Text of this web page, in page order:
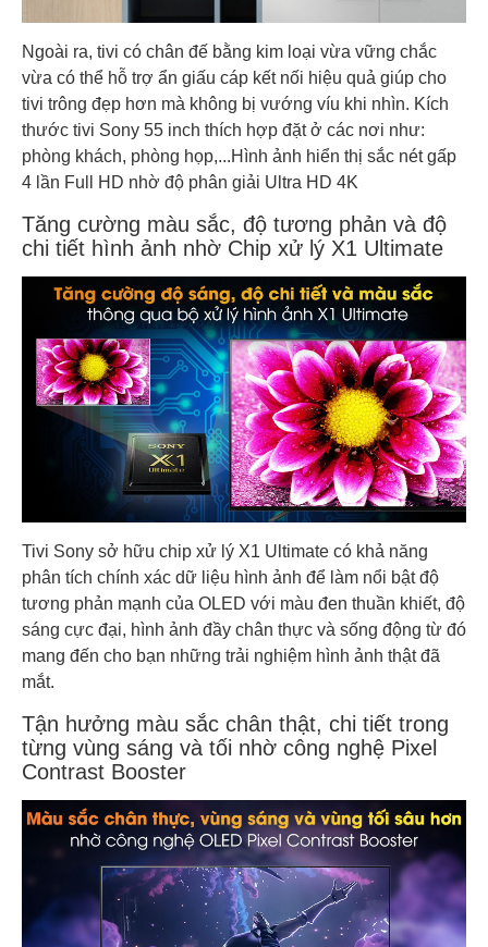
Ngoài ra, tivi có chân đế bằng kim loại vừa vững chắc
vừa có thể hỗ trợ ẩn giấu cáp kết nối hiệu quả giúp cho
tivi trông đẹp hơn mà không bị vướng víu khi nhìn. Kích
thước tivi Sony 55 inch thích hợp đặt ở các nơi như:
phòng khách, phòng họp,...Hình ảnh hiển thị sắc nét gấp
4 lần Full HD nhờ độ phân giải Ultra HD 4K
Tăng cường màu sắc, độ tương phản và độ
chi tiết hình ảnh nhờ Chip xử lý X1 Ultimate
Tivi Sony sở hữu chip xử lý X1 Ultimate có khả năng
phân tích chính xác dữ liệu hình ảnh để làm nổi bật độ
tương phản mạnh của OLED với màu đen thuần khiết, độ
sáng cực đại, hình ảnh đầy chân thực và sống động từ đó
mang đến cho bạn những trải nghiệm hình ảnh thật đã
mắt.
Tận hưởng màu sắc chân thật, chi tiết trong
từng vùng sáng và tối nhờ công nghệ Pixel
Contrast Booster